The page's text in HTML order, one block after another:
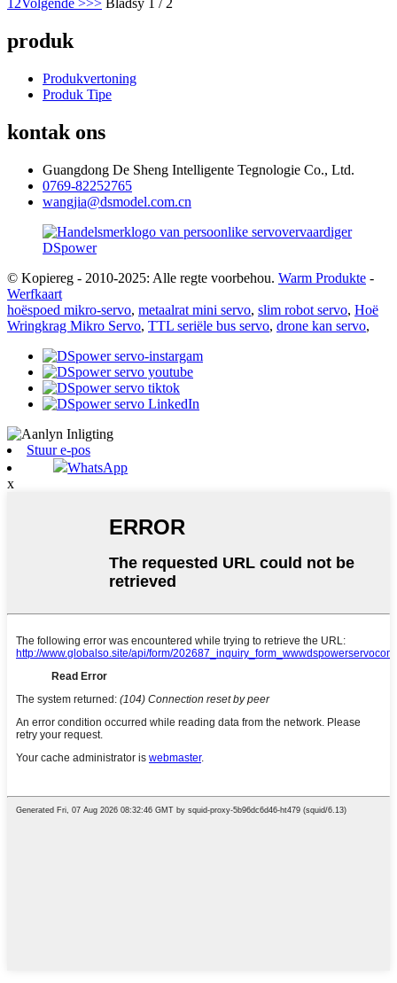
2Volgende >>> Bladsy 1 / 2
produk
Produkvertoning
Produk Tipe
kontak ons
Guangdong De Sheng Intelligente Tegnologie Co., Ltd.
0769-82252765
wangjia@dsmodel.com.cn
© Kopiereg - 2010-2025: Alle regte voorbehou. Warm Produkte -
Werfkaart
hoëspoed mikro-servo, metaalrat mini servo, slim robot servo, Hoë
Wringkrag Mikro Servo, TTL seriële bus servo, drone kan servo,
Stuur e-pos
WhatsApp
x